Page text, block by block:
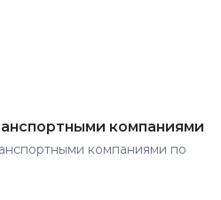
компаниями
компаниями по